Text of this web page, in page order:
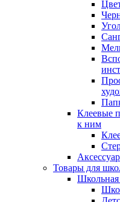
Клеевые
к ним
Товары для
Школьная